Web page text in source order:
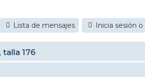
Lista de mensajes Inicia sesión
talla 176